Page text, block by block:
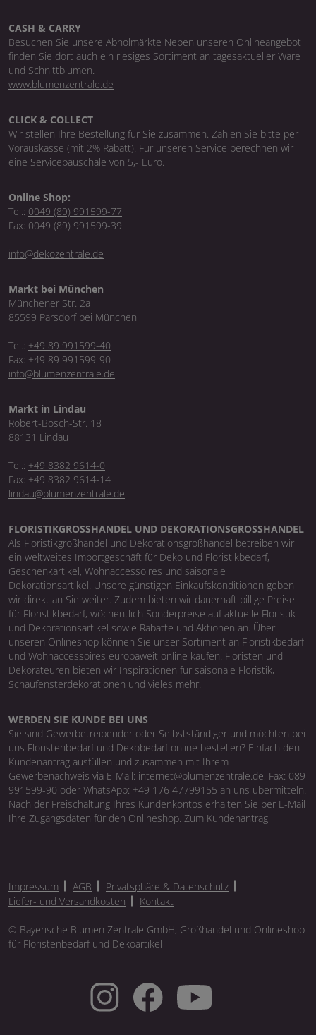
CASH & CARRY
Besuchen Sie unsere Abholmärkte Neben unseren Onlineangebot
finden Sie dort auch ein riesiges Sortiment an tagesaktueller Ware
und Schnittblumen.
www.blumenzentrale.de
CLICK & COLLECT
Wir stellen Ihre Bestellung für Sie zusammen. Zahlen Sie bitte per
Vorauskasse (mit 2% Rabatt). Für unseren Service berechnen wir
eine Servicepauschale von 5,- Euro.
Online Shop:
Tel.: 0049 (89) 991599-77
Fax: 0049 (89) 991599-39
info@dekozentrale.de
Markt bei München
Münchener Str. 2a
85599 Parsdorf bei München
Tel.: +49 89 991599-40
Fax: +49 89 991599-90
info@blumenzentrale.de
Markt in Lindau
Robert-Bosch-Str. 18
88131 Lindau
Tel.: +49 8382 9614-0
Fax: +49 8382 9614-14
lindau@blumenzentrale.de
FLORISTIKGROSSHANDEL UND DEKORATIONSGROSSHANDEL
Als Floristikgroßhandel und Dekorationsgroßhandel betreiben wir
ein weltweites Importgeschäft für Deko und Floristikbedarf,
Geschenkartikel, Wohnaccessoires und saisonale
Dekorationsartikel. Unsere günstigen Einkaufskonditionen geben
wir direkt an Sie weiter. Zudem bieten wir dauerhaft billige Preise
für Floristikbedarf, wöchentlich Sonderpreise auf aktuelle Floristik
und Dekorationsartikel sowie Rabatte und Aktionen an. Über
unseren Onlineshop können Sie unser Sortiment an Floristikbedarf
und Wohnaccessoires europaweit online kaufen. Floristen und
Dekorateuren bieten wir Inspirationen für saisonale Floristik,
Schaufensterdekorationen und vieles mehr.
WERDEN SIE KUNDE BEI UNS
Sie sind Gewerbetreibender oder Selbstständiger und möchten bei
uns Floristenbedarf und Dekobedarf online bestellen? Einfach den
Kundenantrag ausfüllen und zusammen mit Ihrem
Gewerbenachweis via E-Mail: internet@blumenzentrale.de, Fax: 089
991599-90 oder WhatsApp: +49 176 47799155 an uns übermitteln.
Nach der Freischaltung Ihres Kundenkontos erhalten Sie per E-Mail
Ihre Zugangsdaten für den Onlineshop. Zum Kundenantrag
Impressum AGB
Privatsphäre & Datenschutz
Liefer- und Versandkosten
Kontakt
© Bayerische Blumen Zentrale GmbH, Großhandel und Onlineshop
für Floristenbedarf und Dekoartikel